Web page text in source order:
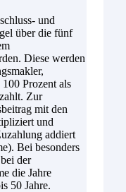
und
über die fünf
Diese werden
Prozent als
Zur
mit den
und
addiert
Bei besonders
der
die Jahre
50 Jahre.